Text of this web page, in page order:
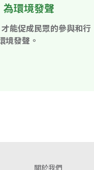
環境發聲
能促成民眾的參與和行
境發聲。
關於我們